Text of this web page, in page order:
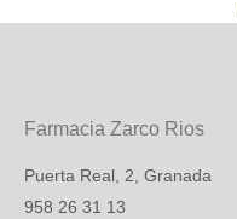
Farmacia Zarco Rios
Puerta Real, 2, Granada
958 26 31 13